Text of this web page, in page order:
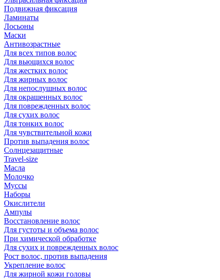
Подвижная фиксация
Ламинаты
Лосьоны
Маски
Антивозрастные
Для всех типов волос
Для вьющихся волос
Для жестких волос
Для жирных волос
Для непослушных волос
Для окрашенных волос
Для поврежденных волос
Для сухих волос
Для тонких волос
Для чувствительной кожи
Против выпадения волос
Солнцезащитные
Travel-size
Масла
Молочко
Муссы
Наборы
Окислители
Ампулы
Восстановление волос
Для густоты и объема волос
При химической обработке
Для сухих и поврежденных волос
Рост волос, против выпадения
Укрепление волос
Для жирной кожи головы